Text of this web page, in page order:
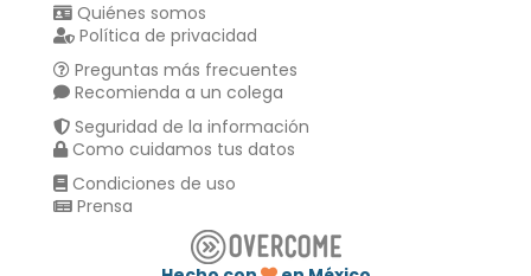
Quiénes somos
Política de privacidad
Preguntas más frecuentes
Recomienda a un colega
Seguridad de la información
Como cuidamos tus datos
Condiciones de uso
Prensa